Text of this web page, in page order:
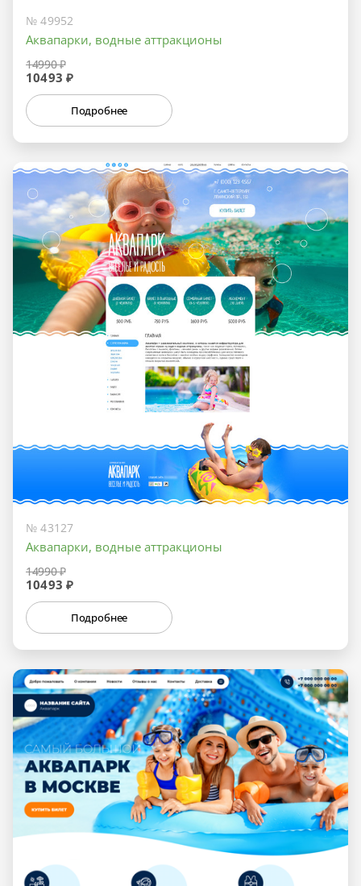
№ 49952
Аквапарки, водные аттракционы
14990 ₽
10493 ₽
Подробнее
№ 43127
Аквапарки, водные аттракционы
14990 ₽
10493 ₽
Подробнее